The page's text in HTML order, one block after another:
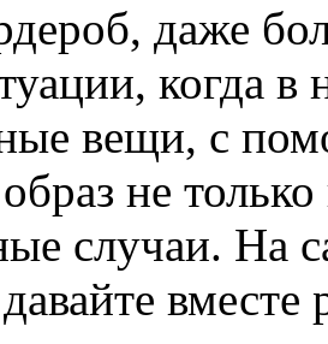
даже
когда в
вещи, с
не
случаи. На